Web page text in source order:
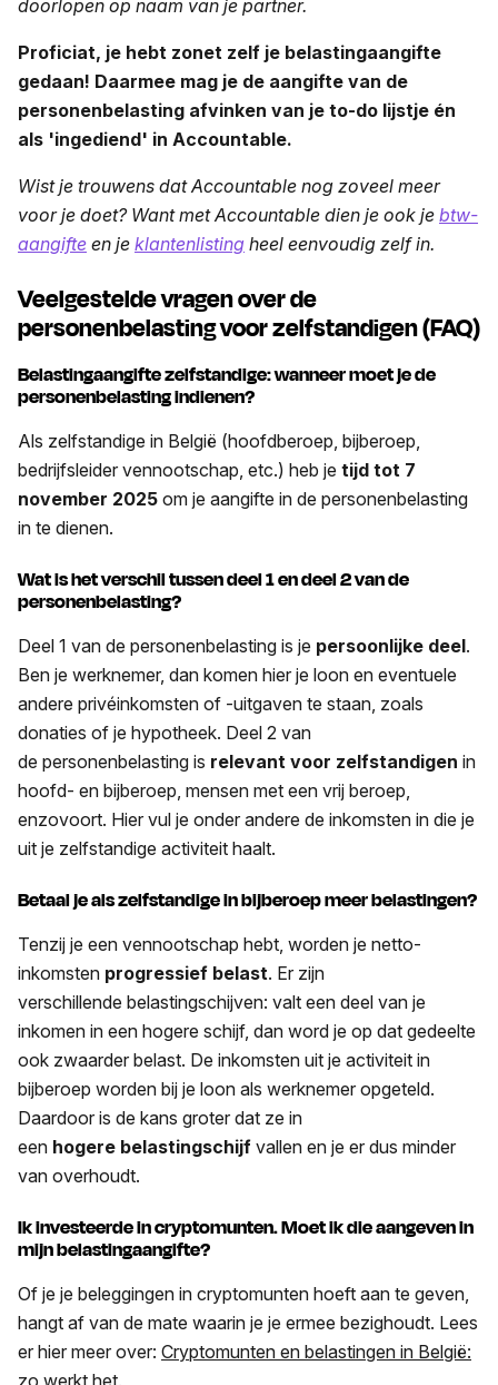
doorlopen op naam van je partner.
Proficiat, je hebt zonet zelf je belastingaangifte
gedaan! Daarmee mag je de aangifte van de
personenbelasting afvinken van je to-do lijstje én
als 'ingediend' in Accountable.
Wist je trouwens dat Accountable nog zoveel meer
voor je doet? Want met Accountable dien je ook je btw-
aangifte en je klantenlisting heel eenvoudig zelf in.
Veelgestelde vragen over de
personenbelasting voor zelfstandigen (FAQ)
Belastingaangifte zelfstandige: wanneer moet je de
personenbelasting indienen?
Als zelfstandige in België (hoofdberoep, bijberoep,
bedrijfsleider vennootschap, etc.) heb je tijd tot 7
november 2025 om je aangifte in de personenbelasting
in te dienen.
Wat is het verschil tussen deel 1 en deel 2 van de
personenbelasting?
Deel 1 van de personenbelasting is je persoonlijke deel.
Ben je werknemer, dan komen hier je loon en eventuele
andere privéinkomsten of -uitgaven te staan, zoals
donaties of je hypotheek. Deel 2 van
de personenbelasting is relevant voor zelfstandigen in
hoofd- en bijberoep, mensen met een vrij beroep,
enzovoort. Hier vul je onder andere de inkomsten in die je
uit je zelfstandige activiteit haalt.
Betaal je als zelfstandige in bijberoep meer belastingen?
Tenzij je een vennootschap hebt, worden je netto-
inkomsten progressief belast. Er zijn
verschillende belastingschijven: valt een deel van je
inkomen in een hogere schijf, dan word je op dat gedeelte
ook zwaarder belast. De inkomsten uit je activiteit in
bijberoep worden bij je loon als werknemer opgeteld.
Daardoor is de kans groter dat ze in
een hogere belastingschijf vallen en je er dus minder
van overhoudt.
Ik investeerde in cryptomunten. Moet ik die aangeven in
mijn belastingaangifte?
Of je je beleggingen in cryptomunten hoeft aan te geven,
hangt af van de mate waarin je je ermee bezighoudt. Lees
er hier meer over: Cryptomunten en belastingen in België:
zo werkt het.